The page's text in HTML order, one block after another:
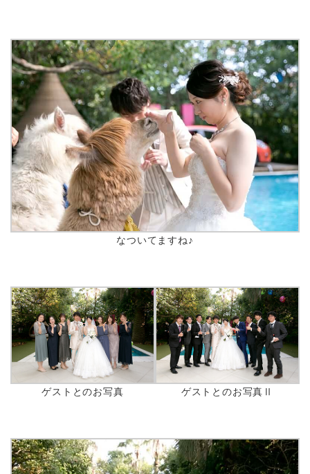
なついてますね♪
ゲストとのお写真 ゲストとのお写真Ⅱ